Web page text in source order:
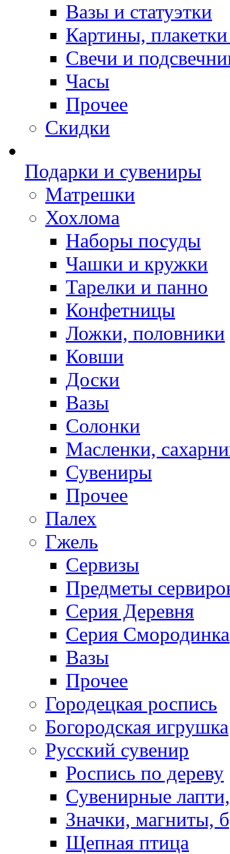
Вазы и статуэтки
Картины,
Свечи и
Часы
Прочее
Скидки
Подарки и сувениры
Матрешки
Хохлома
Наборы посуды
Чашки и кружки
Тарелки и панно
Конфетницы
Ложки, половники
Ковши
Доски
Вазы
Солонки
Масленки,
Сувениры
Прочее
Палех
Гжель
Сервизы
Предметы
Серия Деревня
Серия Смородинка
Вазы
Прочее
Городецкая роспись
Богородская игрушка
Русский сувенир
Роспись по дереву
Сувенирные
Значки, магниты,
Щепная птица